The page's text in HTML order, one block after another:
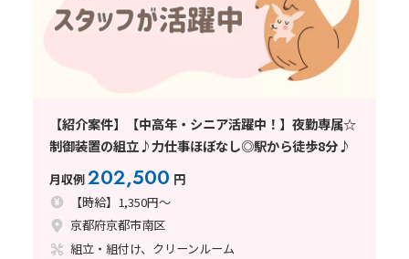
【紹介案件】【中高年・シニア活躍中！】夜勤専属☆
制御装置の組立♪力仕事ほぼなし◎駅から徒歩8分♪
月収例202,500 円
【時給】1,350円～
京都府京都市南区
組立・組付け、クリーンルーム